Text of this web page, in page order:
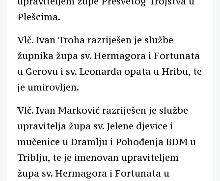
Plešcima.
Vlč. Ivan Troha razriješen je službe
župnika župa sv. Hermagora i Fortunata
u Gerovu i sv. Leonarda opata u Hribu, te
je umirovljen.
Vlč. Ivan Marković razriješen je službe
upravitelja župa sv. Jelene djevice i
mučenice u Dramlju i Pohođenja BDM u
Triblju, te je imenovan upraviteljem
župa sv. Hermagora i Fortunata u